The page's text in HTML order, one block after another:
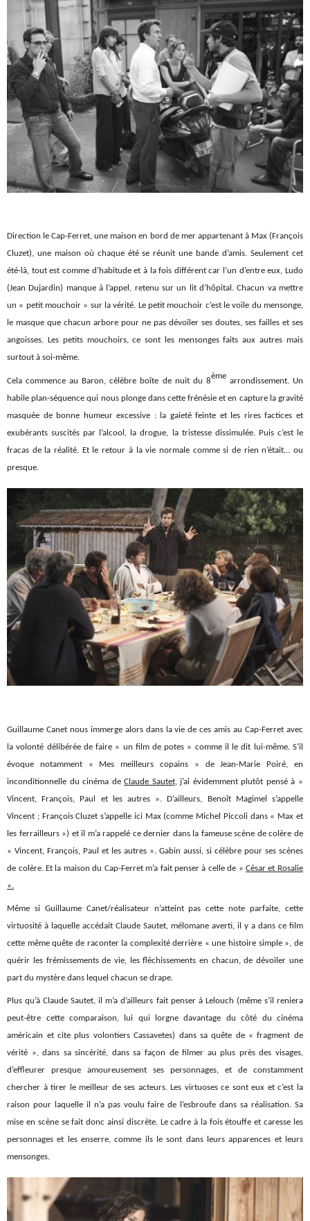
Direction le Cap-Ferret, une maison en bord de mer appartenant à Max (François
Cluzet), une maison où chaque été se réunit une bande d’amis. Seulement cet
été-là, tout est comme d’habitude et à la fois différent car l’un d’entre eux, Ludo
(Jean Dujardin) manque à l’appel, retenu sur un lit d’hôpital. Chacun va mettre
un « petit mouchoir » sur la vérité. Le petit mouchoir c’est le voile du mensonge,
le masque que chacun arbore pour ne pas dévoiler ses doutes, ses failles et ses
angoisses. Les petits mouchoirs, ce sont les mensonges faits aux autres mais
surtout à soi-même.
Cela commence au Baron, célèbre boîte de nuit du 8èmearrondissement. Un
habile plan-séquence qui nous plonge dans cette frénésie et en capture la gravité
masquée de bonne humeur excessive : la gaieté feinte et les rires factices et
exubérants suscités par l’alcool, la drogue, la tristesse dissimulée. Puis c’est le
fracas de la réalité. Et le retour à la vie normale comme si de rien n’était… ou
presque.
Guillaume Canet nous immerge alors dans la vie de ces amis au Cap-Ferret avec
la volonté délibérée de faire « un film de potes » comme il le dit lui-même. S’il
évoque notamment « Mes meilleurs copains » de Jean-Marie Poiré, en
inconditionnelle du cinéma deClaude Sautet, j’ai évidemment plutôt pensé à «
Vincent, François, Paul et les autres ». D’ailleurs, Benoît Magimel s’appelle
Vincent ; François Cluzet s’appelle ici Max (comme Michel Piccoli dans « Max et
les ferrailleurs ») et il m’a rappelé ce dernier dans la fameuse scène de colère de
« Vincent, François, Paul et les autres ». Gabin aussi, si célèbre pour ses scènes
de colère. Et la maison du Cap-Ferret m’a fait penser à celle de «César et Rosalie
».
Même si Guillaume Canet/réalisateur n’atteint pas cette note parfaite, cette
virtuosité à laquelle accédait Claude Sautet, mélomane averti, il y a dans ce film
cette même quête de raconter la complexité derrière « une histoire simple », de
quérir les frémissements de vie, les fléchissements en chacun, de dévoiler une
part du mystère dans lequel chacun se drape.
Plus qu’à Claude Sautet, il m’a d’ailleurs fait penser à Lelouch (même s’il reniera
peut-être cette comparaison, lui qui lorgne davantage du côté du cinéma
américain et cite plus volontiers Cassavetes) dans sa quête de « fragment de
vérité », dans sa sincérité, dans sa façon de filmer au plus près des visages,
d’effleurer presque amoureusement ses personnages, et de constamment
chercher à tirer le meilleur de ses acteurs. Les virtuoses ce sont eux et c’est la
raison pour laquelle il n’a pas voulu faire de l’esbroufe dans sa réalisation. Sa
mise en scène se fait donc ainsi discrète. Le cadre à la fois étouffe et caresse les
personnages et les enserre, comme ils le sont dans leurs apparences et leurs
mensonges.